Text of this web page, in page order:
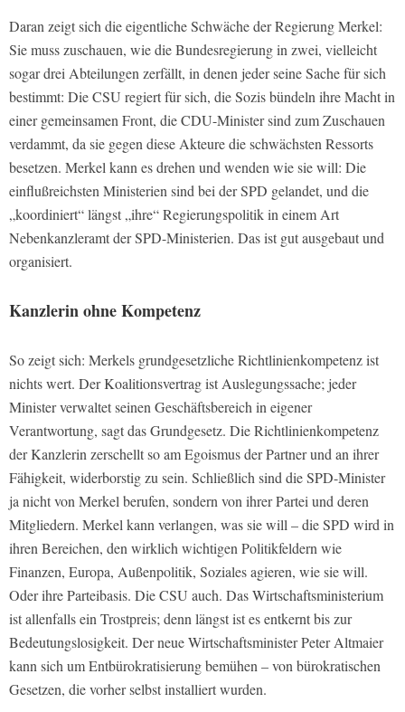
Daran zeigt sich die eigentliche Schwäche der Regierung Merkel:
Sie muss zuschauen, wie die Bundesregierung in zwei, vielleicht
sogar drei Abteilungen zerfällt, in denen jeder seine Sache für sich
bestimmt: Die CSU regiert für sich, die Sozis bündeln ihre Macht in
einer gemeinsamen Front, die CDU-Minister sind zum Zuschauen
verdammt, da sie gegen diese Akteure die schwächsten Ressorts
besetzen. Merkel kann es drehen und wenden wie sie will: Die
einflußreichsten Ministerien sind bei der SPD gelandet, und die
„koordiniert“ längst „ihre“ Regierungspolitik in einem Art
Nebenkanzleramt der SPD-Ministerien. Das ist gut ausgebaut und
organisiert.
Kanzlerin ohne Kompetenz
So zeigt sich: Merkels grundgesetzliche Richtlinienkompetenz ist
nichts wert. Der Koalitionsvertrag ist Auslegungssache; jeder
Minister verwaltet seinen Geschäftsbereich in eigener
Verantwortung, sagt das Grundgesetz. Die Richtlinienkompetenz
der Kanzlerin zerschellt so am Egoismus der Partner und an ihrer
Fähigkeit, widerborstig zu sein. Schließlich sind die SPD-Minister
ja nicht von Merkel berufen, sondern von ihrer Partei und deren
Mitgliedern. Merkel kann verlangen, was sie will – die SPD wird in
ihren Bereichen, den wirklich wichtigen Politikfeldern wie
Finanzen, Europa, Außenpolitik, Soziales agieren, wie sie will.
Oder ihre Parteibasis. Die CSU auch. Das Wirtschaftsministerium
ist allenfalls ein Trostpreis; denn längst ist es entkernt bis zur
Bedeutungslosigkeit. Der neue Wirtschaftsminister Peter Altmaier
kann sich um Entbürokratisierung bemühen – von bürokratischen
Gesetzen, die vorher selbst installiert wurden.